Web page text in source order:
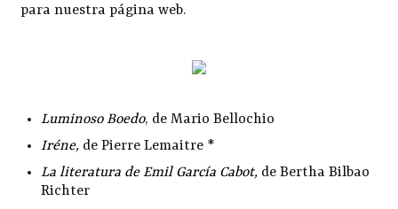
para nuestra página web.
Luminoso Boedo, de Mario Bellochio
Iréne, de Pierre Lemaitre *
La literatura de Emil García Cabot, de Bertha Bilbao
Richter